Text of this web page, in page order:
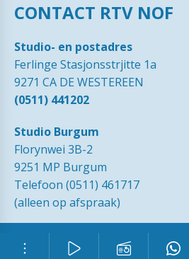
CONTACT RTV NOF
Studio- en postadres
Ferlinge Stasjonsstrjitte 1a
9271 CA DE WESTEREEN
(0511) 441202
Studio Burgum
Florynwei 3B-2
9251 MP Burgum
Telefoon (0511) 461717
(alleen op afspraak)
© 1989 - 2026 RTVNOF·Contact Tip
·Disclaimer ·Privacy